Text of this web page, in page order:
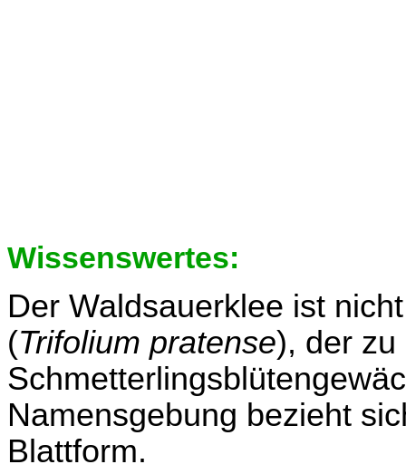
Wissenswertes:
Der Waldsauerklee ist
(Trifolium pratense), der zu
Namensgebung bezieht
Blattform.